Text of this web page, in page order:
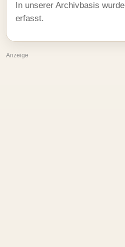
In unserer Archivbasis wurde
erfasst.
Anzeige